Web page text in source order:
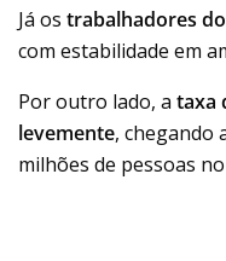
Já os trabalhadores
com estabilidade em
Por outro lado, a taxa
levemente, chegando
milhões de pessoas